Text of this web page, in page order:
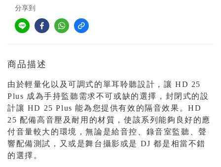
分享到
商品描述
由於輕量化以及可調式的單耳聆聽設計，讓 HD 25
Plus 成為手持監聽需求不可或缺的選擇，封閉式的設
計讓 HD 25 Plus 能為您提供有效的隔音效果。HD
25 配備高音壓及耐用的材質，使該系列能夠良好的應
付音量較大的環境，無論是給音控、錄音室監聽、聲
響配備測試，又或是舞台攝影或是 DJ 都是相當不錯
的選擇。